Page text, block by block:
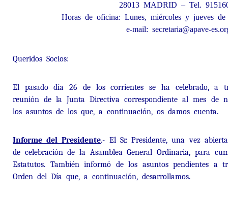
28013 MADRID – Tel.
Horas de oficina: Lunes, miércoles y jueves
e-mail: secretaria@apave-
Queridos Socios:
El pasado día 26 de los corrientes se ha celebrado, a
reunión de la Junta Directiva correspondiente al mes de
los asuntos de los que, a continuación, os damos cuenta.
Informe del Presidente.- El Sr. Presidente, una vez
de celebración de la Asamblea General Ordinaria, para
Estatutos. También informó de los asuntos pendientes a
Orden del Día que, a continuación, desarrollamos.